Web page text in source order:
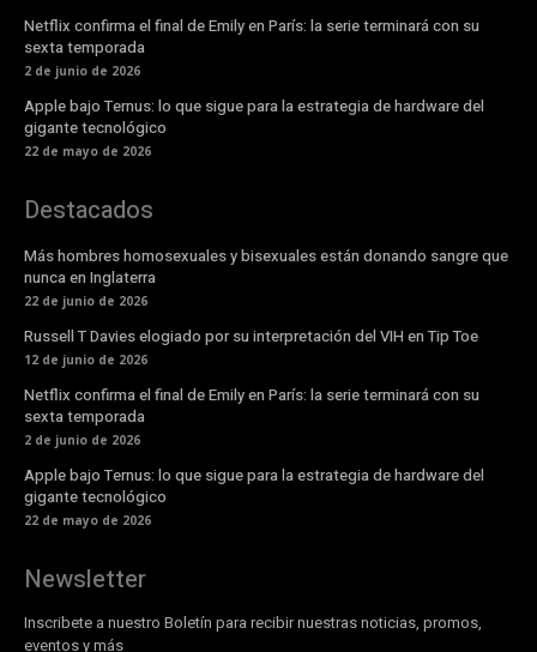
Netflix confirma el final de Emily en París: la serie terminará con su
sexta temporada
2 de junio de 2026
Apple bajo Ternus: lo que sigue para la estrategia de hardware del
gigante tecnológico
22 de mayo de 2026
Destacados
Más hombres homosexuales y bisexuales están donando sangre que
nunca en Inglaterra
22 de junio de 2026
Russell T Davies elogiado por su interpretación del VIH en Tip Toe
12 de junio de 2026
Netflix confirma el final de Emily en París: la serie terminará con su
sexta temporada
2 de junio de 2026
Apple bajo Ternus: lo que sigue para la estrategia de hardware del
gigante tecnológico
22 de mayo de 2026
Newsletter
Inscribete a nuestro Boletín para recibir nuestras noticias, promos,
eventos y más